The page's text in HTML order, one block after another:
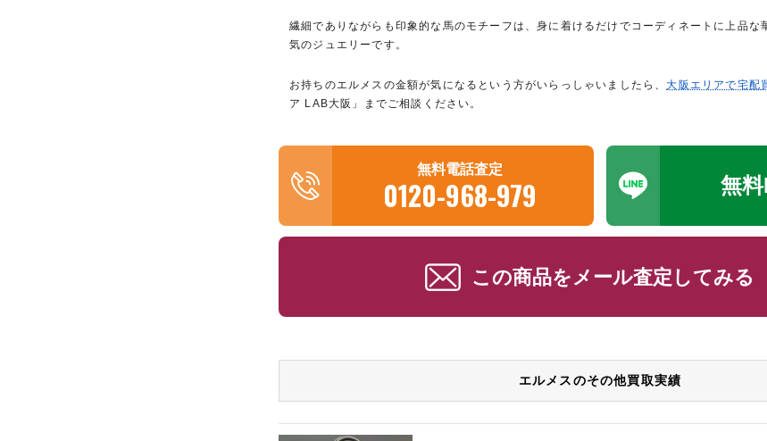
繊細でありながらも印象的な馬のモチーフは、身に着けるだけでコーディネートに上品な
気のジュエリーです。
お持ちのエルメスの金額が気になるという方がいらっしゃいましたら、大阪エリアで宅配
ア LAB大阪」までご相談ください。
無料電話査定
0120-968-979 無
この商品をメール査定してみる
エルメスのその他買取実績